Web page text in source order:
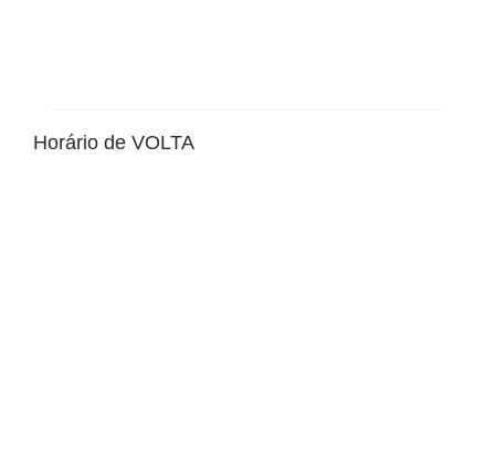
Horário de VOLTA